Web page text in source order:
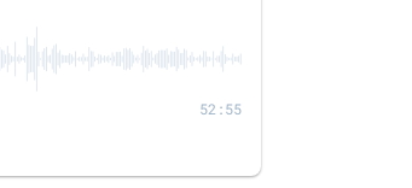
52:55